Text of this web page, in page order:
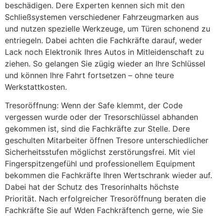
beschädigen. Dere Experten kennen sich mit den
Schließsystemen verschiedener Fahrzeugmarken aus
und nutzen spezielle Werkzeuge, um Türen schonend zu
entriegeln. Dabei achten die Fachkräfte darauf, weder
Lack noch Elektronik Ihres Autos in Mitleidenschaft zu
ziehen. So gelangen Sie zügig wieder an Ihre Schlüssel
und können Ihre Fahrt fortsetzen – ohne teure
Werkstattkosten.
Tresoröffnung: Wenn der Safe klemmt, der Code
vergessen wurde oder der Tresorschlüssel abhanden
gekommen ist, sind die Fachkräfte zur Stelle. Dere
geschulten Mitarbeiter öffnen Tresore unterschiedlicher
Sicherheitsstufen möglichst zerstörungsfrei. Mit viel
Fingerspitzengefühl und professionellem Equipment
bekommen die Fachkräfte Ihren Wertschrank wieder auf.
Dabei hat der Schutz des Tresorinhalts höchste
Priorität. Nach erfolgreicher Tresoröffnung beraten die
Fachkräfte Sie auf Wden Fachkräftench gerne, wie Sie